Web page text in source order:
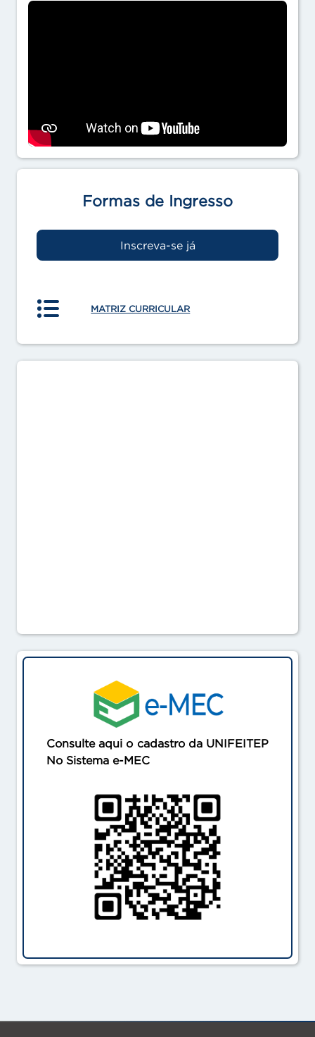
Formas de Ingresso
Inscreva-se já
MATRIZ CURRICULAR
Consulte aqui o cadastro da UNIFEITEP
No Sistema e-MEC